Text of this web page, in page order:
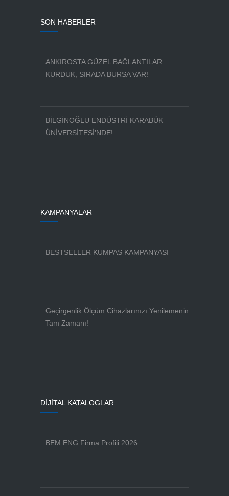
SON HABERLER
ANKIROSTA GÜZEL BAĞLANTILAR
KURDUK, SIRADA BURSA VAR!
BİLGİNOĞLU ENDÜSTRİ KARABÜK
ÜNİVERSİTESİ’NDE!
KAMPANYALAR
BESTSELLER KUMPAS KAMPANYASI
Geçirgenlik Ölçüm Cihazlarınızı Yenilemenin
Tam Zamanı!
DİJİTAL KATALOGLAR
BEM ENG Firma Profili 2026